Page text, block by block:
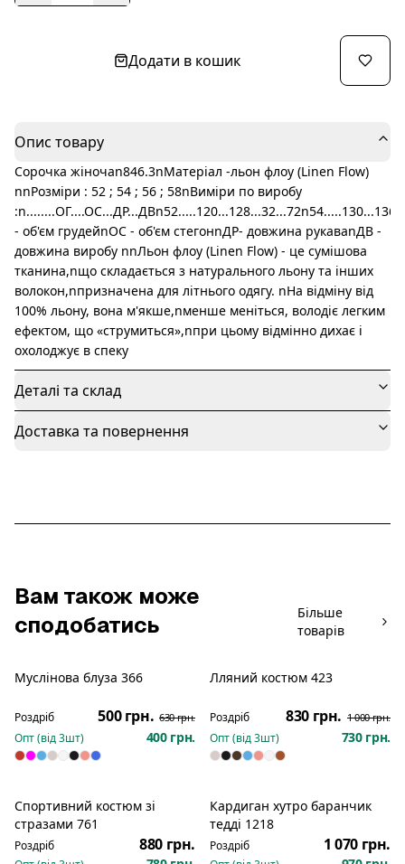
Додати в кошик
Опис товару
Сорочка жіночаn846.3nМатеріал -льон флоу (Linen Flow)
nnРозміри : 52 ; 54 ; 56 ; 58nВиміри по виробу
- об'єм грудейnОС - об'єм стегонnДР- довжина рукаваnДВ -
довжина виробу nnЛьон флоу (Linen Flow) - це сумішова
тканина,nщо складається з натурального льону та інших
волокон,nпризначена для літнього одягу. nНа відміну від
100% льону, вона м'якше,nменше меніться, володіє легким
ефектом, що «струмиться»,nпри цьому відмінно дихає і
охолоджує в спеку
Деталі та склад
Доставка та повернення
Вам також може
сподобатись
Більше
товарів
Муслінова блуза 366
Роздріб 500 грн. 630 грн.
Опт (від3шт) 400 грн.
Лляний костюм 423
Роздріб 830 грн. 1 000 грн.
Опт (від3шт) 730 грн.
Новинка
Спортивний костюм зі
стразами 761
Роздріб 880 грн.
Новинка
Кардиган хутро баранчик
тедді 1218
Роздріб 1 070 грн.